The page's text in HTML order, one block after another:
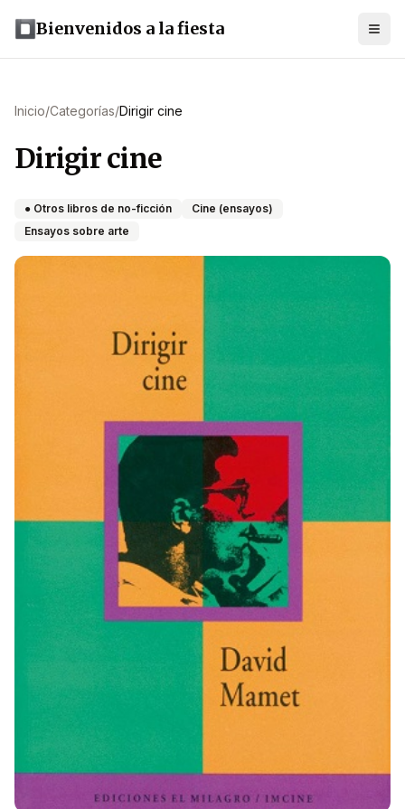
Bienvenidos a la fiesta
Inicio/Categorías/Dirigir cine
Dirigir cine
● Otros libros de no-ficción
Cine (ensayos)
Ensayos sobre arte